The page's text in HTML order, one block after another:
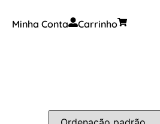
Minha Conta Carrinho